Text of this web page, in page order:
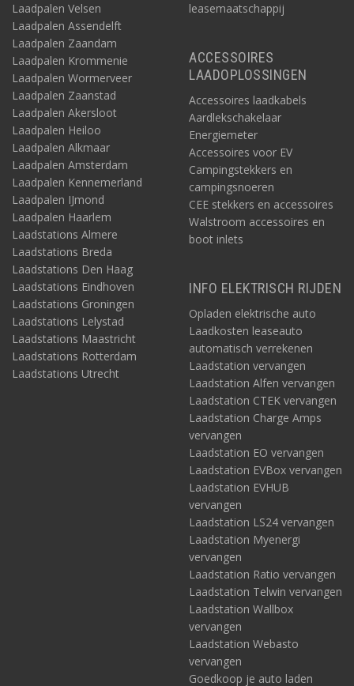
Laadpalen Velsen
Laadpalen Assendelft
Laadpalen Zaandam
Laadpalen Krommenie
Laadpalen Wormerveer
Laadpalen Zaanstad
Laadpalen Akersloot
Laadpalen Heiloo
Laadpalen Alkmaar
Laadpalen Amsterdam
Laadpalen Kennemerland
Laadpalen IJmond
Laadpalen Haarlem
Laadstations Almere
Laadstations Breda
Laadstations Den Haag
Laadstations Eindhoven
Laadstations Groningen
Laadstations Lelystad
Laadstations Maastricht
Laadstations Rotterdam
Laadstations Utrecht
leasemaatschappij
ACCESSOIRES
LAADOPLOSSINGEN
Accessoires laadkabels
Aardlekschakelaar
Energiemeter
Accessoires voor EV
Campingstekkers en
campingsnoeren
CEE stekkers en accessoires
Walstroom accessoires en
boot inlets
INFO ELEKTRISCH RIJDEN
Opladen elektrische auto
Laadkosten leaseauto
automatisch verrekenen
Laadstation vervangen
Laadstation Alfen vervangen
Laadstation CTEK vervangen
Laadstation Charge Amps
vervangen
Laadstation EO vervangen
Laadstation EVBox vervangen
Laadstation EVHUB
vervangen
Laadstation LS24 vervangen
Laadstation Myenergi
vervangen
Laadstation Ratio vervangen
Laadstation Telwin vervangen
Laadstation Wallbox
vervangen
Laadstation Webasto
vervangen
Goedkoop je auto laden